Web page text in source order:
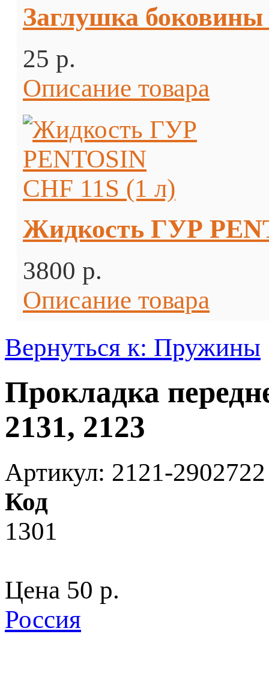
Заглушка боковины
25 p.
Описание товара
Жидкость ГУР
3800 p.
Описание товара
Вернуться к: Пружины
Прокладка
2131, 2123
Артикул: 2121-2902722
Код
1301
Цена 50 p.
Россия